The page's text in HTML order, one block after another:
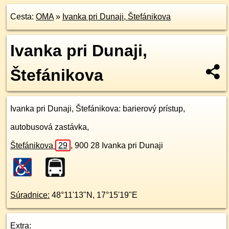
Cesta: OMA» Ivanka pri Dunaji, Štefánikova
Ivanka pri Dunaji,
Štefánikova
Ivanka pri Dunaji, Štefánikova: barierový prístup,
autobusová zastávka,
Štefánikova 29 , 900 28 Ivanka pri Dunaji
Súradnice: 48°11'13"N , 17°15'19"E
Extra: